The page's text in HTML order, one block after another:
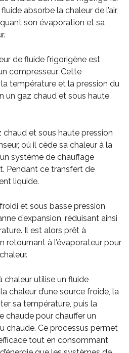
absorbe la chaleur de l’air,
son évaporation et sa
de fluide frigorigène est
compresseur. Cette
température et la pression du
un gaz chaud et sous haute
chaud et sous haute pression
où il cède sa chaleur à la
système de chauffage
Pendant ce transfert de
liquide.
et sous basse pression
d’expansion, réduisant ainsi
Il est alors prêt à
retournant à l’évaporateur pour
chaleur utilise un fluide
chaleur d’une source froide, la
sa température, puis la
chaude pour chauffer un
chaude. Ce processus permet
tout en consommant